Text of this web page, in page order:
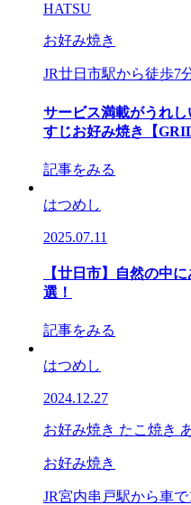
HATSU
お好み焼き
JR廿日市駅から徒歩7
サービス満載がうれ
すじお好み焼き【
記事をみる
はつめし
2025.07.11
【廿日市】自然の中
選！
記事をみる
はつめし
2024.12.27
お好み焼き たこ焼き
お好み焼き
JR宮内串戸駅から車で